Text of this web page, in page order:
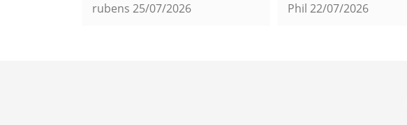
rubens 25/07/2026 Phil 22/07/2026